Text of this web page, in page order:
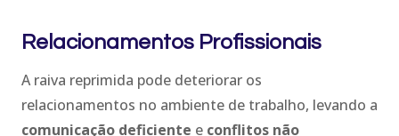
Relacionamentos Profissionais
A raiva reprimida pode deteriorar os
relacionamentos no ambiente de trabalho, levando a
comunicação deficiente e conflitos não